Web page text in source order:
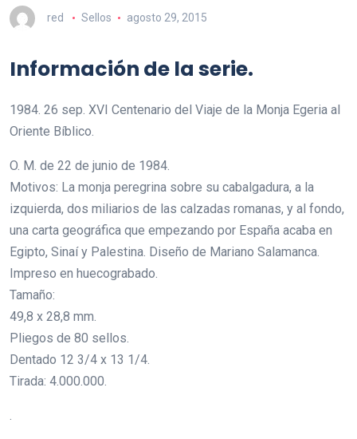
red Sellos agosto 29, 2015
Información de la serie.
1984. 26 sep. XVI Centenario del Viaje de la Monja Egeria al
Oriente Bíblico.
O. M. de 22 de junio de 1984.
Motivos: La monja peregrina sobre su cabalgadura, a la
izquierda, dos miliarios de las calzadas romanas, y al fondo,
una carta geográfica que empezando por España acaba en
Egipto, Sinaí y Palestina. Diseño de Mariano Salamanca.
Impreso en huecograbado.
Tamaño:
49,8 x 28,8 mm.
Pliegos de 80 sellos.
Dentado 12 3/4 x 13 1/4.
Tirada: 4.000.000.
.